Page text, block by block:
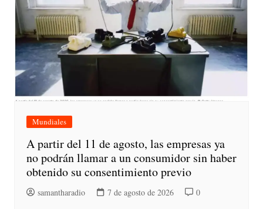
Mundiales
A partir del 11 de agosto, las empresas ya
no podrán llamar a un consumidor sin haber
obtenido su consentimiento previo
samantharadio 7 de agosto de 2026 0